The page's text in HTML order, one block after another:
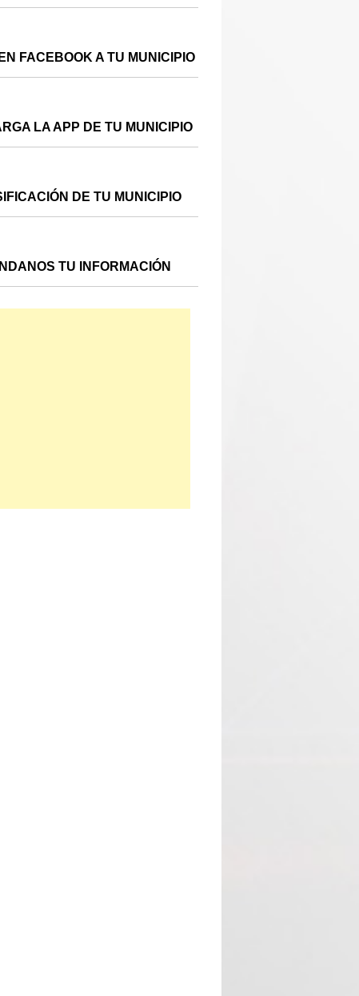
FACEBOOK A TU MUNICIPIO
LA APP DE TU MUNICIPIO
DE TU MUNICIPIO
TU INFORMACIÓN